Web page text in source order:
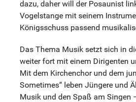
dazu, daher will der Posaunist
Vogelstange mit seinem
Königsschuss passend
Das Thema Musik setzt sich in
weiter fort mit einem Dirigenten
Mit dem Kirchenchor und dem
Sometimes“ leben Jüngere und
Musik und den Spaß am Singen